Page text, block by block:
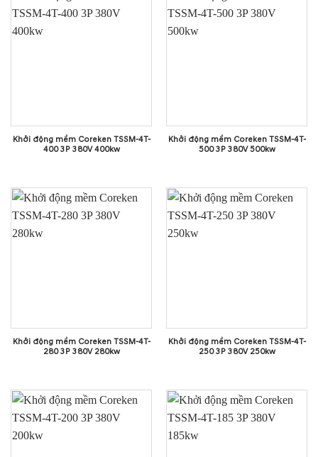
Khởi động mềm Coreken TSSM-4T-
400 3P 380V 400kw
Khởi động mềm Coreken TSSM-4T-
500 3P 380V 500kw
Khởi động mềm Coreken TSSM-4T-
280 3P 380V 280kw
Khởi động mềm Coreken TSSM-4T-
250 3P 380V 250kw